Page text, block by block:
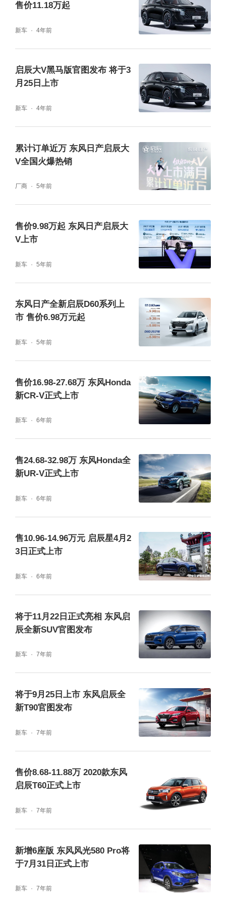
气。
内饰上，1.7㎡超广角光感天幕带来无敌视角，
星河天幕车顶氛围感拉满，为车内乘员打造一
大V更大：宽阔空间打造轻松探索之旅
备”也能轻松收纳；1917mm超宽车身营造舒适
乘坐空间，即便是壮硕的“金刚鼠”也能轻松享
受旅途时光。
售价11.18万起
新车 4年前
启辰大V黑马版官图发布 将于3
月25日上市
新车 4年前
累计订单近万 东风日产启辰大
V全国火爆热销
厂商 5年前
售价9.98万起 东风日产启辰大
V上市
新车 5年前
东风日产全新启辰D60系列上
市 售价6.98万元起
新车 5年前
售价16.98-27.68万 东风Honda
新CR-V正式上市
新车 6年前
售24.68-32.98万 东风Honda全
新UR-V正式上市
新车 6年前
售10.96-14.96万元 启辰星4月2
3日正式上市
新车 6年前
将于11月22日正式亮相 东风启
辰全新SUV官图发布
新车 7年前
将于9月25日上市 东风启辰全
新T90官图发布
新车 7年前
售价8.68-11.88万 2020款东风
启辰T60正式上市
新车 7年前
新增6座版 东风风光580 Pro将
于7月31日正式上市
新车 7年前